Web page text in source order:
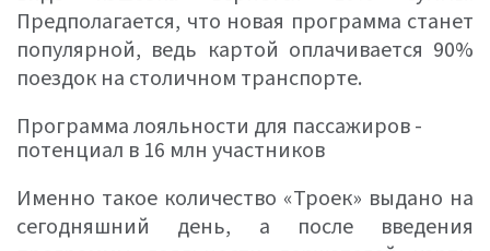
Предполагается, что новая программа станет
популярной, ведь картой оплачивается 90%
поездок на столичном транспорте.
Программа лояльности для пассажиров -
потенциал в 16 млн участников
Именно такое количество «Троек» выдано на
сегодняшний день, а после введения